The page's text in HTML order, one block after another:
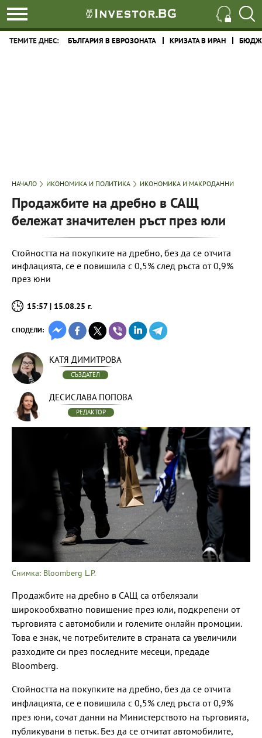
ТЕМИТЕ ДНЕС: БЪЛГАРИЯ В ЕВРОЗОНАТА КРИЗАТА В ИРАН
НАЧАЛО ИКОНОМИКА И ПОЛИТИКА ИКОНОМИКА И МАКРОДАННИ
Продажбите на дребно в САЩ
бележат значителен ръст през юли
Стойността на покупките на дребно, без да се отчита
инфлацията, се е повишила с 0,5% след ръста от 0,9%
през юни
15:57 | 15.08.25 г.
СПОДЕЛИ:
КАТЯ ДИМИТРОВА
СЪЗДАТЕЛ
ДЕСИСЛАВА ПОПОВА
РЕДАКТОР
Снимка: Bloomberg L.P.
Продажбите на дребно в САЩ са отбелязали
широкообхватно повишение през юли, подкрепени от
търговията с автомобили и големите онлайн промоции.
Това е знак, че потребителите в страната са увеличили
разходите си през последните месеци, предаде
Bloomberg.
Стойността на покупките на дребно, без да се отчита
инфлацията, се е повишила с 0,5% след ръста от 0,9%
през юни, сочат данни на Министерството на търговията,
публикувани в петък. Без да се отчитат автомобилите,